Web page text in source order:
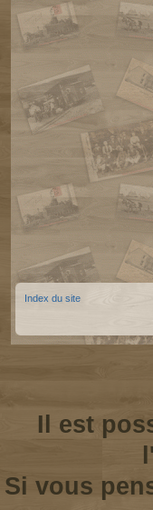
Index du site
Il est
Si vous